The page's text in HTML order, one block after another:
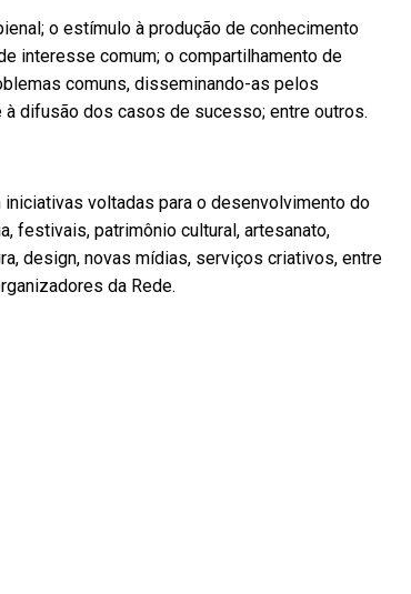
o estímulo à produção de conhecimento
interesse comum; o compartilhamento de
comuns, disseminando-as pelos
difusão dos casos de sucesso; entre outros.
iniciativas voltadas para o desenvolvimento do
festivais, patrimônio cultural, artesanato,
design, novas mídias, serviços criativos, entre
da Rede.